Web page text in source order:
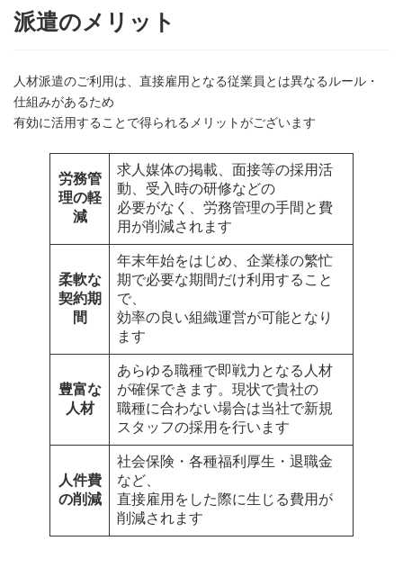
派遣のメリット
人材派遣のご利用は、直接雇用となる従業員とは異なるルール・
仕組みがあるため
有効に活用することで得られるメリットがございます
労務管
理の軽
減
求人媒体の掲載、面接等の採用活
動、受入時の研修などの
必要がなく、労務管理の手間と費
用が削減されます
柔軟な
契約期
間
年末年始をはじめ、企業様の繁忙
期で必要な期間だけ利用すること
で、
効率の良い組織運営が可能となり
ます
豊富な
人材
あらゆる職種で即戦力となる人材
が確保できます。現状で貴社の
職種に合わない場合は当社で新規
スタッフの採用を行います
人件費
の削減
社会保険・各種福利厚生・退職金
など、
直接雇用をした際に生じる費用が
削減されます